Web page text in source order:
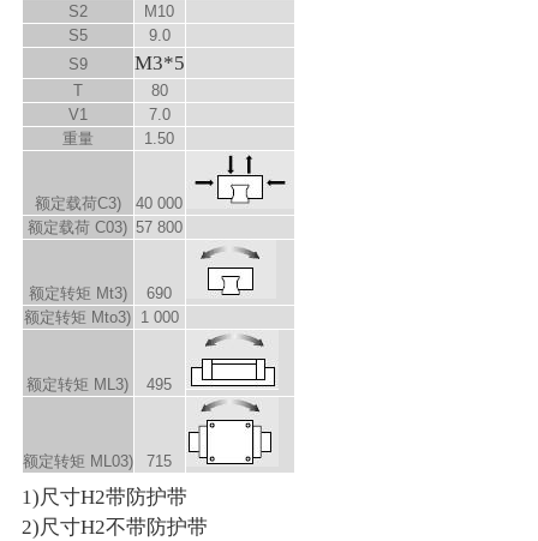
S2
M10
S5
9.0
S9 M3*5
T
80
V1
7.0
重量
1.50
额定载荷C3)
40 000
额定载荷 C03) 57 800
额定转矩 Mt3)
690
额定转矩 Mto3) 1 000
额定转矩 M L3) 495
额定转矩 M L03) 715
1)尺寸H2带防护带
2)尺寸H2不带防护带